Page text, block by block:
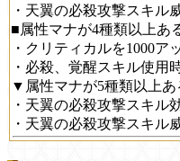
・天翼の必殺攻撃スキル
■属性マナが4種類以上あ
・クリティカルを1000ア
・必殺、覚醒スキル使用
▼属性マナが5種類以上あ
・天翼の必殺攻撃スキル
・天翼の必殺攻撃スキル